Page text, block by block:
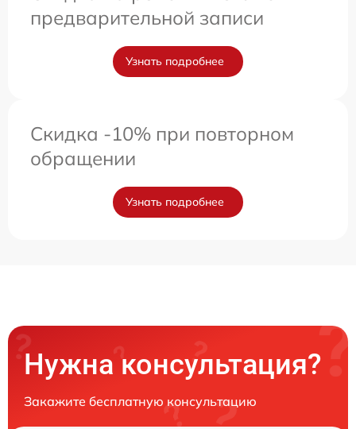
предварительной записи
Узнать подробнее
Скидка -10% при повторном
обращении
Узнать подробнее
Нужна консультация?
Закажите бесплатную консультацию